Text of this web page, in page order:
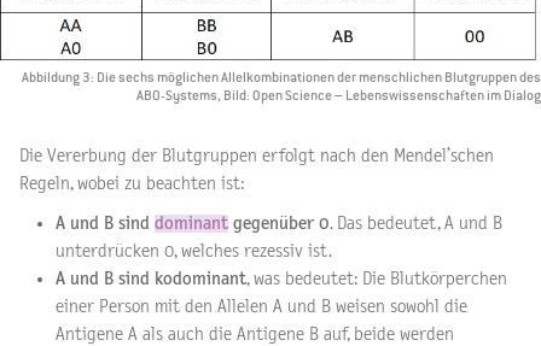
Abbildung 3: Die sechs möglichen Allelkombinationen der menschlichen Blutgruppen des
AB0-Systems, Bild: Open Science – Lebenswissenschaften im Dialog
Die Vererbung der Blutgruppen erfolgt nach den Mendel’schen
Regeln, wobei zu beachten ist:
A und B sind dominant gegenüber 0. Das bedeutet, A und B
unterdrücken 0, welches rezessiv ist.
A und B sind kodominant, was bedeutet: Die Blutkörperchen
einer Person mit den Allelen A und B weisen sowohl die
Antigene A als auch die Antigene B auf, beide werden